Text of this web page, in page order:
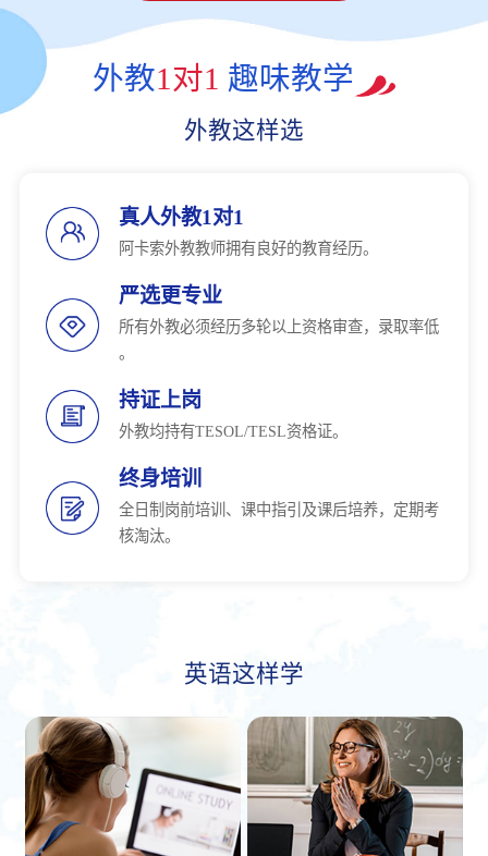
外教1对1 趣味教学
外教这样选
真人外教1对1
阿卡索外教教师拥有良好的教育经历。
严选更专业
所有外教必须经历多轮以上资格审查，录取率低
。
持证上岗
外教均持有TESOL/TESL资格证。
终身培训
全日制岗前培训、课中指引及课后培养，定期考
核淘汰。
英语这样学